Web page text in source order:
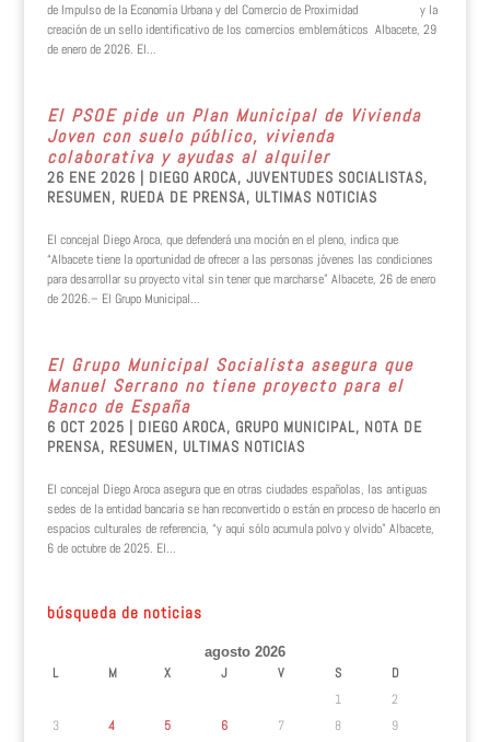
de Impulso de la Economía Urbana y del Comercio de Proximidad y la
creación de un sello identificativo de los comercios emblemáticos Albacete, 29
de enero de 2026. El...
El PSOE pide un Plan Municipal de Vivienda
Joven con suelo público, vivienda
colaborativa y ayudas al alquiler
26 ENE 2026 | DIEGO AROCA, JUVENTUDES SOCIALISTAS,
RESUMEN, RUEDA DE PRENSA, ULTIMAS NOTICIAS
El concejal Diego Aroca, que defenderá una moción en el pleno, indica que
“Albacete tiene la oportunidad de ofrecer a las personas jóvenes las condiciones
para desarrollar su proyecto vital sin tener que marcharse” Albacete, 26 de enero
de 2026.– El Grupo Municipal...
El Grupo Municipal Socialista asegura que
Manuel Serrano no tiene proyecto para el
Banco de España
6 OCT 2025 | DIEGO AROCA, GRUPO MUNICIPAL, NOTA DE
PRENSA, RESUMEN, ULTIMAS NOTICIAS
El concejal Diego Aroca asegura que en otras ciudades españolas, las antiguas
sedes de la entidad bancaria se han reconvertido o están en proceso de hacerlo en
espacios culturales de referencia, “y aquí sólo acumula polvo y olvido” Albacete,
6 de octubre de 2025. El...
búsqueda de noticias
agosto 2026
L M X J V S
D
1
2
3
4 5 6 7 8
9